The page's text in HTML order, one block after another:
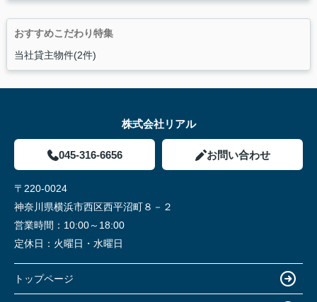
おすすめこだわり特集
当社貸主物件(2件)
株式会社リアル
045-316-6656 お問い合わせ
〒220-0024
神奈川県横浜市西区西平沼町８－２
営業時間： 10:00～18:00
定休日： 火曜日・水曜日
トップページ